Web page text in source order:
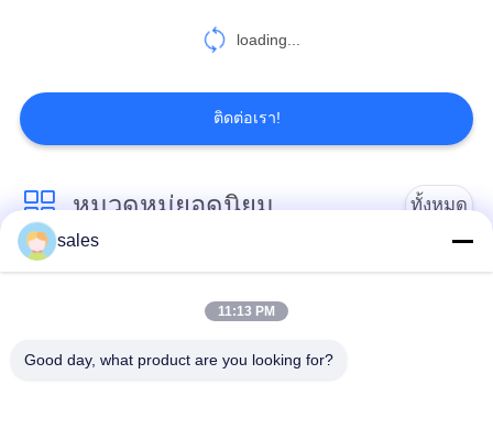
CITIC HIC ชิ้นส่วน
เครื่องจักร
แกว่งแบริ่งแหวน
loading...
ติดต่อเรา!
หมวดหมู่ยอดนิยม ทั้งหมด
Gears ปีกนก เฟืองเฟืองเกียร์เอียง
sales
11:13 PM
Good day, what product are you looking for?